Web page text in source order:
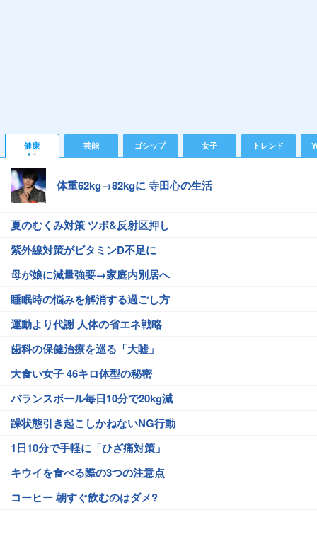
健康 芸能 ゴシップ 女子 トレンド
体重62kg→82kgに 寺田心の生活
夏のむくみ対策 ツボ&反射区押し
紫外線対策がビタミンD不足に
母が娘に減量強要→家庭内別居へ
睡眠時の悩みを解消する過ごし方
運動より代謝 人体の省エネ戦略
歯科の保健治療を巡る「大嘘」
大食い女子 46キロ体型の秘密
バランスボール毎日10分で20kg減
躁状態引き起こしかねないNG行動
1日10分で手軽に「ひざ痛対策」
キウイを食べる際の3つの注意点
コーヒー 朝すぐ飲むのはダメ?